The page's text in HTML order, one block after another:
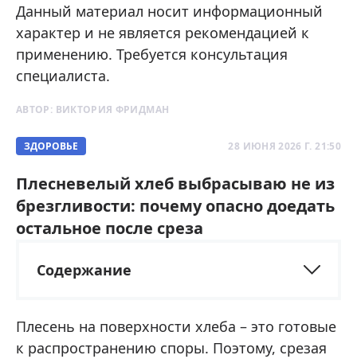
Данный материал носит информационный
характер и не является рекомендацией к
применению. Требуется консультация
специалиста.
АВТОР: ВИКТОРИЯ ФРИДМАН
ЗДОРОВЬЕ 28 ИЮНЯ 2026 Г. 21:50
Плесневелый хлеб выбрасываю не из
брезгливости: почему опасно доедать
остальное после среза
Содержание
Плесень на поверхности хлеба – это готовые
к распространению споры. Поэтому, срезая